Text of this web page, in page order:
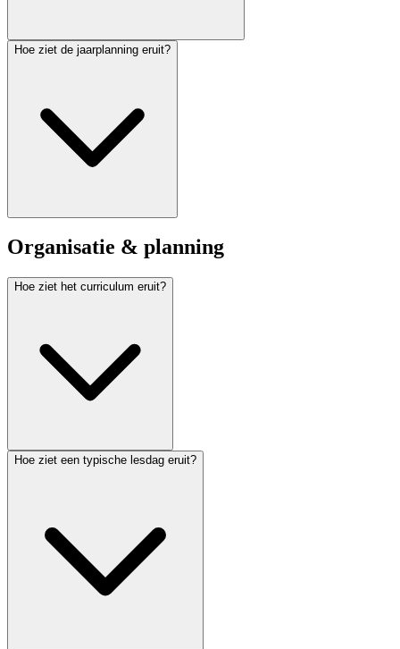
Hoe ziet de jaarplanning eruit?
Organisatie & planning
Hoe ziet het curriculum eruit?
Hoe ziet een typische lesdag eruit?